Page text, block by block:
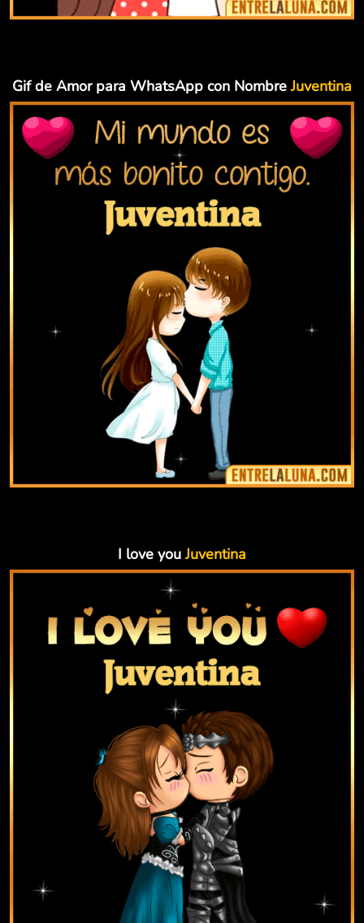
Gif de Amor para WhatsApp con NombreJuventina
I love youJuventina